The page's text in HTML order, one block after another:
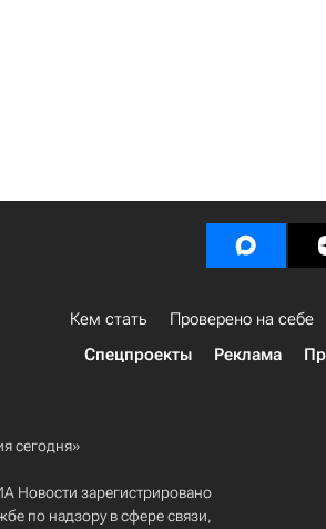
Кем стать Проверено на себе
Спецпроекты
Реклама
сегодня»
Новости зарегистрировано
по надзору в сфере связи,